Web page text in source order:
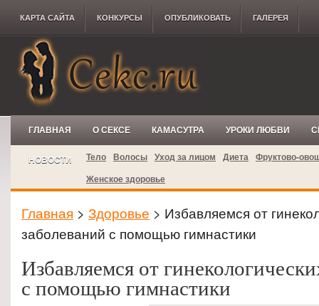
КАРТА САЙТА КОНКУРCЫ ОПУБЛИКОВАТЬ ГАЛЕРЕЯ
ГЛАВНАЯ О СЕКСЕ КАМАСУТРА УРОКИ ЛЮБВИ
НОВОСТИ Тело Волосы Уход за лицом Диета Фруктово-
Женское здоровье
Главная > Здоровье > Избавляемся от
заболеваний с помощью гимнастики
Избавляемся от
с помощью гимнастики